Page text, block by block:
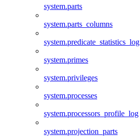
system.parts
system.parts_columns
system.predicate_statistics_log
system.primes
system.privileges
system.processes
system.processors_profile_log
system.projection_parts